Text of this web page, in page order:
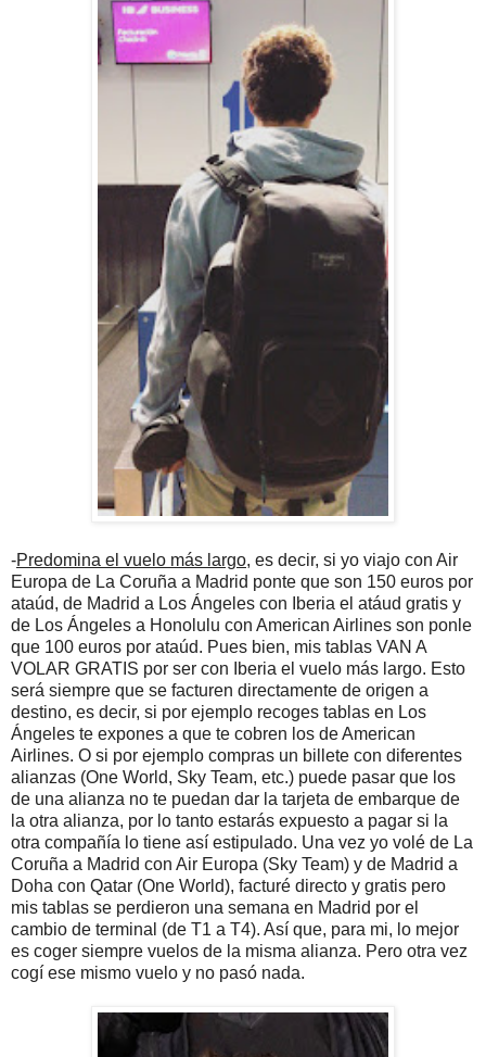
-Predomina el vuelo más largo, es decir, si yo viajo con Air
Europa de La Coruña a Madrid ponte que son 150 euros por
ataúd, de Madrid a Los Ángeles con Iberia el atáud gratis y
de Los Ángeles a Honolulu con American Airlines son ponle
que 100 euros por ataúd. Pues bien, mis tablas VAN A
VOLAR GRATIS por ser con Iberia el vuelo más largo. Esto
será siempre que se facturen directamente de origen a
destino, es decir, si por ejemplo recoges tablas en Los
Ángeles te expones a que te cobren los de American
Airlines. O si por ejemplo compras un billete con diferentes
alianzas (One World, Sky Team, etc.) puede pasar que los
de una alianza no te puedan dar la tarjeta de embarque de
la otra alianza, por lo tanto estarás expuesto a pagar si la
otra compañía lo tiene así estipulado. Una vez yo volé de La
Coruña a Madrid con Air Europa (Sky Team) y de Madrid a
Doha con Qatar (One World), facturé directo y gratis pero
mis tablas se perdieron una semana en Madrid por el
cambio de terminal (de T1 a T4). Así que, para mi, lo mejor
es coger siempre vuelos de la misma alianza. Pero otra vez
cogí ese mismo vuelo y no pasó nada.